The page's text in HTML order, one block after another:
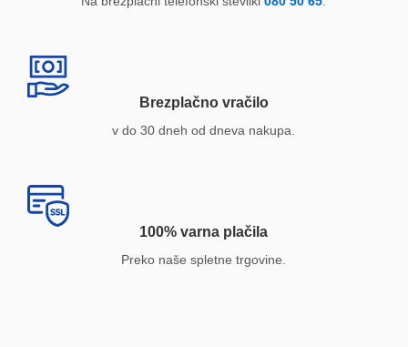
Brezplačno vračilo
v do 30 dneh od dneva nakupa.
100% varna plačila
Preko naše spletne trgovine.